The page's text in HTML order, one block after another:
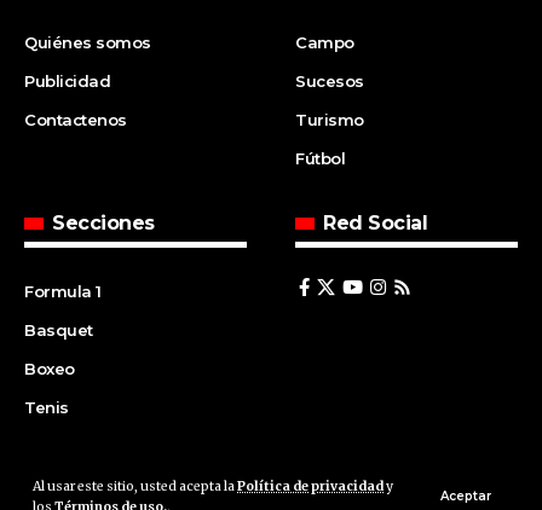
Al usar este sitio, usted acepta laPolítica de privacidady
Aceptar
Quiénes somos
Publicidad
Contactenos
Campo
Sucesos
Turismo
Fútbol
Secciones
Formula 1
Basquet
Boxeo
Tenis
Red Social
© 2008 | Agencia Cfin.com.ar - Santa Fe - Argentina | All rights